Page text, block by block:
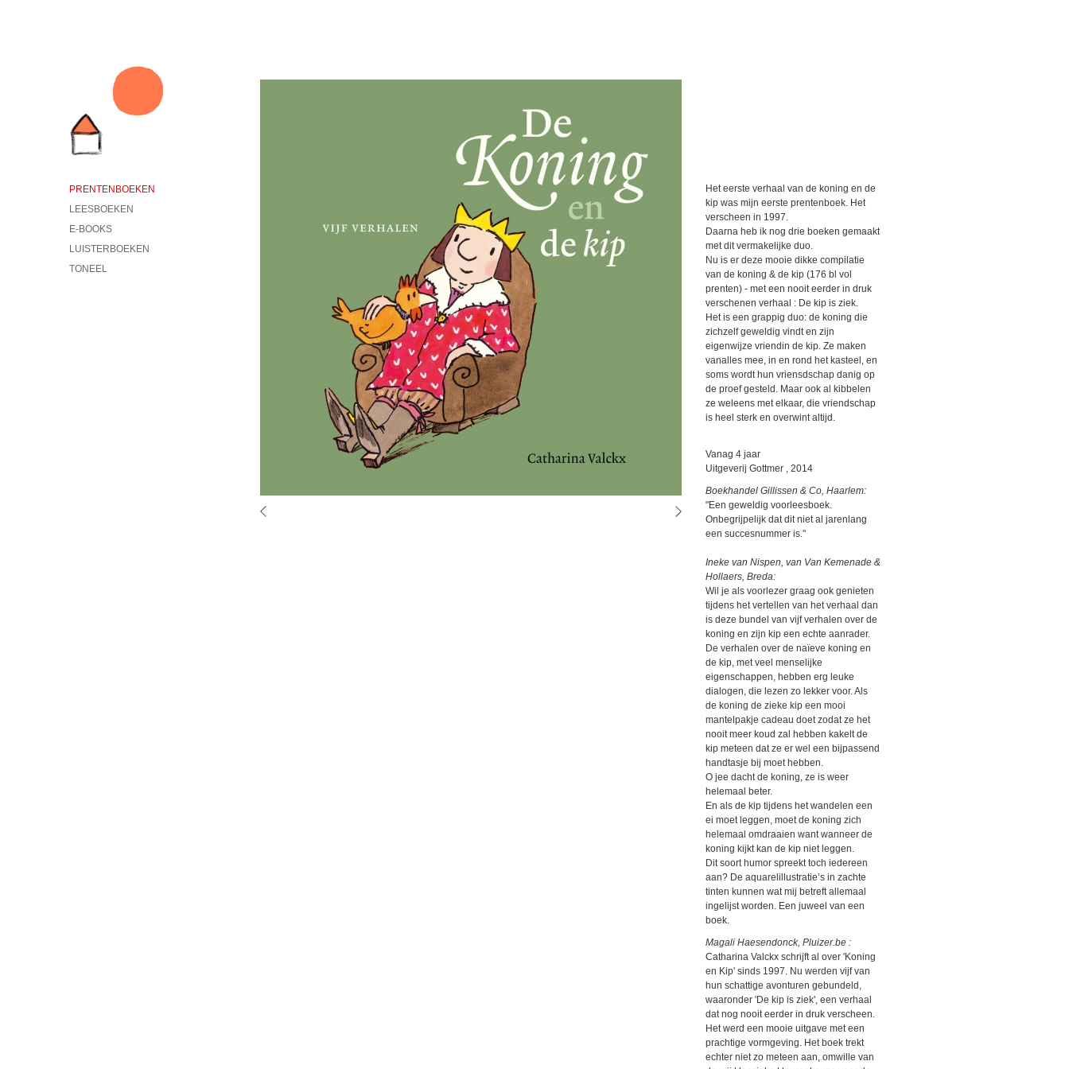
PRENTENBOEKEN
LEESBOEKEN
E-BOOKS
LUISTERBOEKEN
TONEEL
Het eerste verhaal van de koning en de
kip was mijn eerste prentenboek. Het
verscheen in 1997.
Daarna heb ik nog drie boeken gemaakt
met dit vermakelijke duo.
Nu is er deze mooie dikke compilatie
van de koning & de kip (176 bl vol
prenten) - met een nooit eerder in druk
verschenen verhaal : De kip is ziek.
Het is een grappig duo: de koning die
zichzelf geweldig vindt en zijn
eigenwijze vriendin de kip. Ze maken
vanalles mee, in en rond het kasteel, en
soms wordt hun vriensdschap danig op
de proef gesteld. Maar ook al kibbelen
ze weleens met elkaar, die vriendschap
is heel sterk en overwint altijd.
Vanag 4 jaar
Uitgeverij Gottmer , 2014
Boekhandel Gillissen & Co, Haarlem:
"Een geweldig voorleesboek.
Onbegrijpelijk dat dit niet al jarenlang
een succesnummer is."
Ineke van Nispen, van Van Kemenade &
Hollaers, Breda:
Wil je als voorlezer graag ook genieten
tijdens het vertellen van het verhaal dan
is deze bundel van vijf verhalen over de
koning en zijn kip een echte aanrader.
De verhalen over de naïeve koning en
de kip, met veel menselijke
eigenschappen, hebben erg leuke
dialogen, die lezen zo lekker voor. Als
de koning de zieke kip een mooi
mantelpakje cadeau doet zodat ze het
nooit meer koud zal hebben kakelt de
kip meteen dat ze er wel een bijpassend
handtasje bij moet hebben.
O jee dacht de koning, ze is weer
helemaal beter.
En als de kip tijdens het wandelen een
ei moet leggen, moet de koning zich
helemaal omdraaien want wanneer de
koning kijkt kan de kip niet leggen.
Dit soort humor spreekt toch iedereen
aan? De aquarelillustratie’s in zachte
tinten kunnen wat mij betreft allemaal
ingelijst worden. Een juweel van een
boek.
Magali Haesendonck, Pluizer.be :
Catharina Valckx schrijft al over 'Koning
en Kip' sinds 1997. Nu werden vijf van
hun schattige avonturen gebundeld,
waaronder 'De kip is ziek', een verhaal
dat nog nooit eerder in druk verscheen.
Het werd een mooie uitgave met een
prachtige vormgeving. Het boek trekt
echter niet zo meteen aan, omwille van